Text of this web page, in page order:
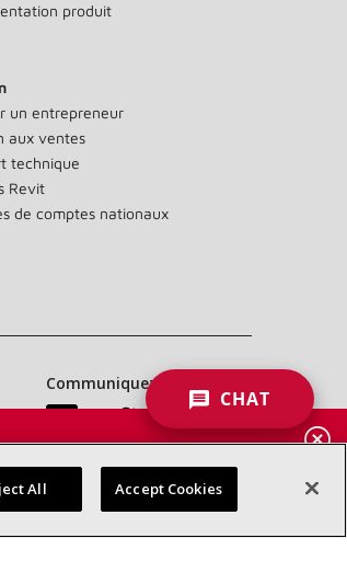
produit
un entrepreneur
aux ventes
technique
Revit
de comptes nationaux
Communiquez avec nous :
Conditions générales
CHAT
All Accept Cookies